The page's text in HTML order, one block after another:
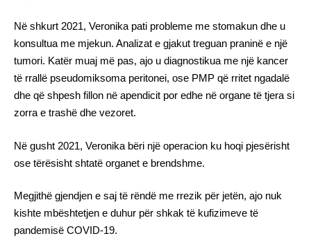
Në shkurt 2021, Veronika pati probleme me stomakun dhe u
konsultua me mjekun. Analizat e gjakut treguan praninë e një
tumori. Katër muaj më pas, ajo u diagnostikua me një kancer
të rrallë pseudomiksoma peritonei, ose PMP që rritet ngadalë
dhe që shpesh fillon në apendicit por edhe në organe të tjera si
zorra e trashë dhe vezoret.
Në gusht 2021, Veronika bëri një operacion ku hoqi pjesërisht
ose tërësisht shtatë organet e brendshme.
Megjithë gjendjen e saj të rëndë me rrezik për jetën, ajo nuk
kishte mbështetjen e duhur për shkak të kufizimeve të
pandemisë COVID-19.